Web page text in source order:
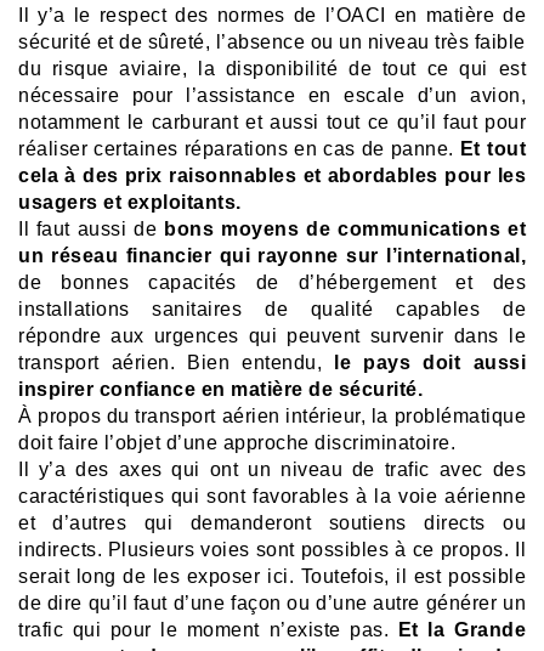
Il y’a le respect des normes de l’OACI en matière de
sécurité et de sûreté, l’absence ou un niveau très faible
du risque aviaire, la disponibilité de tout ce qui est
nécessaire pour l’assistance en escale d’un avion,
notamment le carburant et aussi tout ce qu’il faut pour
réaliser certaines réparations en cas de panne. Et tout
cela à des prix raisonnables et abordables pour les
usagers et exploitants.
Il faut aussi de bons moyens de communications et
un réseau financier qui rayonne sur l’international,
de bonnes capacités de d’hébergement et des
installations sanitaires de qualité capables de
répondre aux urgences qui peuvent survenir dans le
transport aérien.
Bien entendu, le pays doit aussi
inspirer confiance en matière de sécurité.
À propos du transport aérien intérieur, la problématique
doit faire l’objet d’une approche discriminatoire.
Il y’a des axes qui ont un niveau de trafic avec des
caractéristiques qui sont favorables à la voie aérienne
et d’autres qui demanderont soutiens directs ou
indirects. Plusieurs voies sont possibles à ce propos. Il
serait long de les exposer ici. Toutefois, il est possible
de dire qu’il faut d’une façon ou d’une autre générer un
trafic qui pour le moment n’existe pas.
Et la Grande